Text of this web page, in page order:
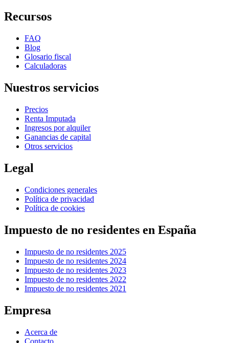
Recursos
FAQ
Blog
Glosario fiscal
Calculadoras
Nuestros servicios
Precios
Renta Imputada
Ingresos por alquiler
Ganancias de capital
Otros servicios
Legal
Condiciones generales
Política de privacidad
Política de cookies
Impuesto de no residentes en España
Impuesto de no residentes 2025
Impuesto de no residentes 2024
Impuesto de no residentes 2023
Impuesto de no residentes 2022
Impuesto de no residentes 2021
Empresa
Acerca de
Contacto